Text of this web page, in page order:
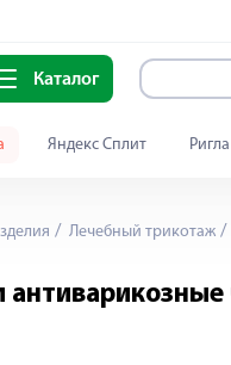
Каталог
Яндекс Сплит
Лечебный трикотаж